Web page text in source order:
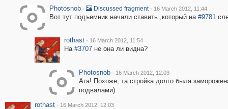
Photosnob · Discussed fragment · 16 March 2012, 11:44
Вот тут подъемник начали ставить ,который на #9781
rothast · 16 March 2012, 11:54
На #3707не она ли видна?
Photosnob · 16 March 2012, 12:03
Ага! Похоже, та стройка долго была
подвалами)
rothast · 16 March 2012, 12:03